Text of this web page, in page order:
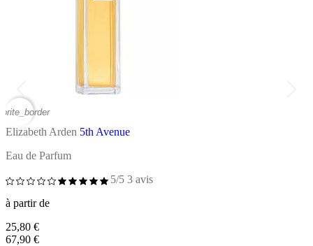
Elizabeth Arden 5th Avenue
Eau de Parfum
5/5 3 avis
à partir de
25,80 €
67,90 €